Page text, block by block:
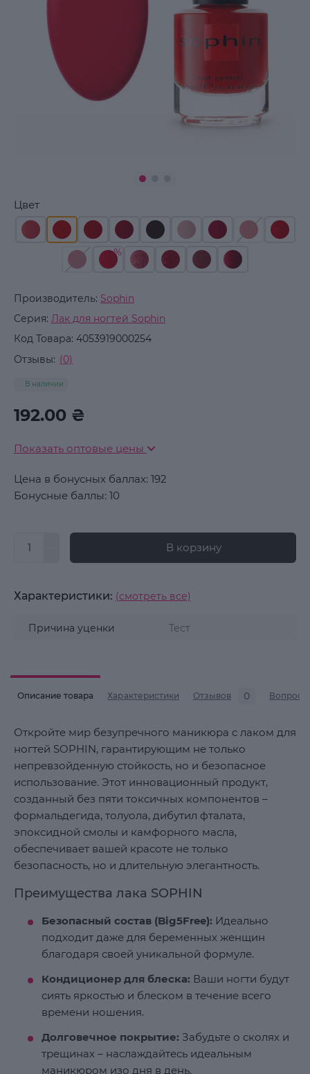
Производитель: Sophin
Серия: Лак для ногтей Sophin
Код Товара: 4053919000254
Отзывы: (0)
В наличии
Цвет
192.00 ₴
Показать оптовые цены
Цена в бонусных баллах: 192
Бонусные баллы: 10
В корзину
Характеристики: (смотреть все)
Причина уценки Тест
Описание товара Характеристики Отзывов 0 Вопросы
Откройте мир безупречного маникюра с лаком для
ногтей SOPHIN, гарантирующим не только
непревзойденную стойкость, но и безопасное
использование. Этот инновационный продукт,
созданный без пяти токсичных компонентов –
формальдегида, толуола, дибутил фталата,
эпоксидной смолы и камфорного масла,
обеспечивает вашей красоте не только
безопасность, но и длительную элегантность.
Преимущества лака SOPHIN
Безопасный состав (Big5Free): Идеально
подходит даже для беременных женщин
благодаря своей уникальной формуле.
Кондиционер для блеска: Ваши ногти будут
сиять яркостью и блеском в течение всего
времени ношения.
Долговечное покрытие: Забудьте о сколях и
трещинах – наслаждайтесь идеальным
маникюром изо дня в день.